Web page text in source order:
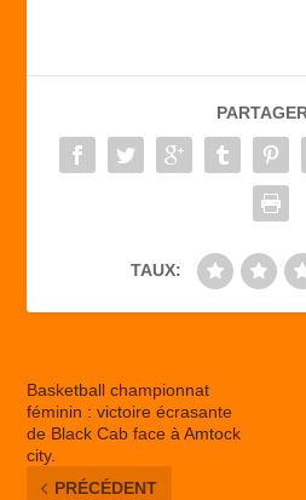
b
o
o
d
o
n
er
TAUX:
Basketball championnat
féminin : victoire écrasante
de Black Cab face à Amtock
city.
PRÉCÉDENT